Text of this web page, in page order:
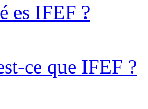
es IFEF ?
ce que IFEF ?